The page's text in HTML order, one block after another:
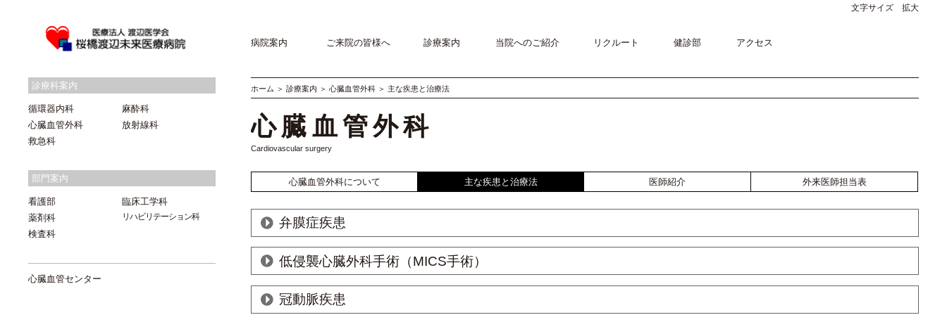
病院案内 ご来院の皆様へ 診療案内 当院へのご紹介 リクルート 健診部 アクセス
文字サイズ 拡大
ホーム ＞診療案内 ＞心臓血管外科 ＞主な疾患と治療法
心臓血管外科
Cardiovascular surgery
心臓血管外科について 主な疾患と治療法 医師紹介 外来医師担当表
弁膜症疾患
低侵襲心臓外科手術（MICS手術）
冠動脈疾患
診療科案内
循環器内科
心臓血管外科
救急科
麻酔科
放射線科
部門案内
看護部
薬剤科
検査科
臨床工学科
リハビリテーション科
心臓血管センター